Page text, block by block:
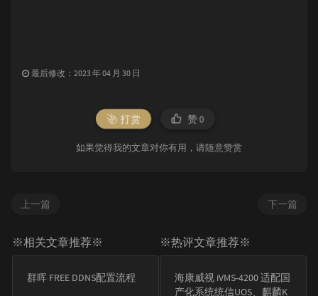
最后修改：2023 年 04 月 30 日
打赏 赞0
如果觉得我的文章对你有用，请随意赞赏
下一篇
上一篇
※相关文章推荐※
群晖 FREE DDNS配置流程
※热评文章推荐※
海康威视 iVMS-4200 适配国
产化系统统信UOS、麒麟K